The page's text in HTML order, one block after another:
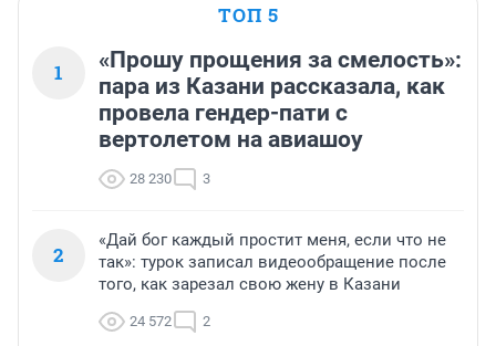
ТОП 5
1
«Прошу прощения за смелость»:
пара из Казани рассказала, как
провела гендер-пати с
вертолетом на авиашоу
28 230 3
2
«Дай бог каждый простит меня, если что не
так»: турок записал видеообращение после
того, как зарезал свою жену в Казани
24 572 2